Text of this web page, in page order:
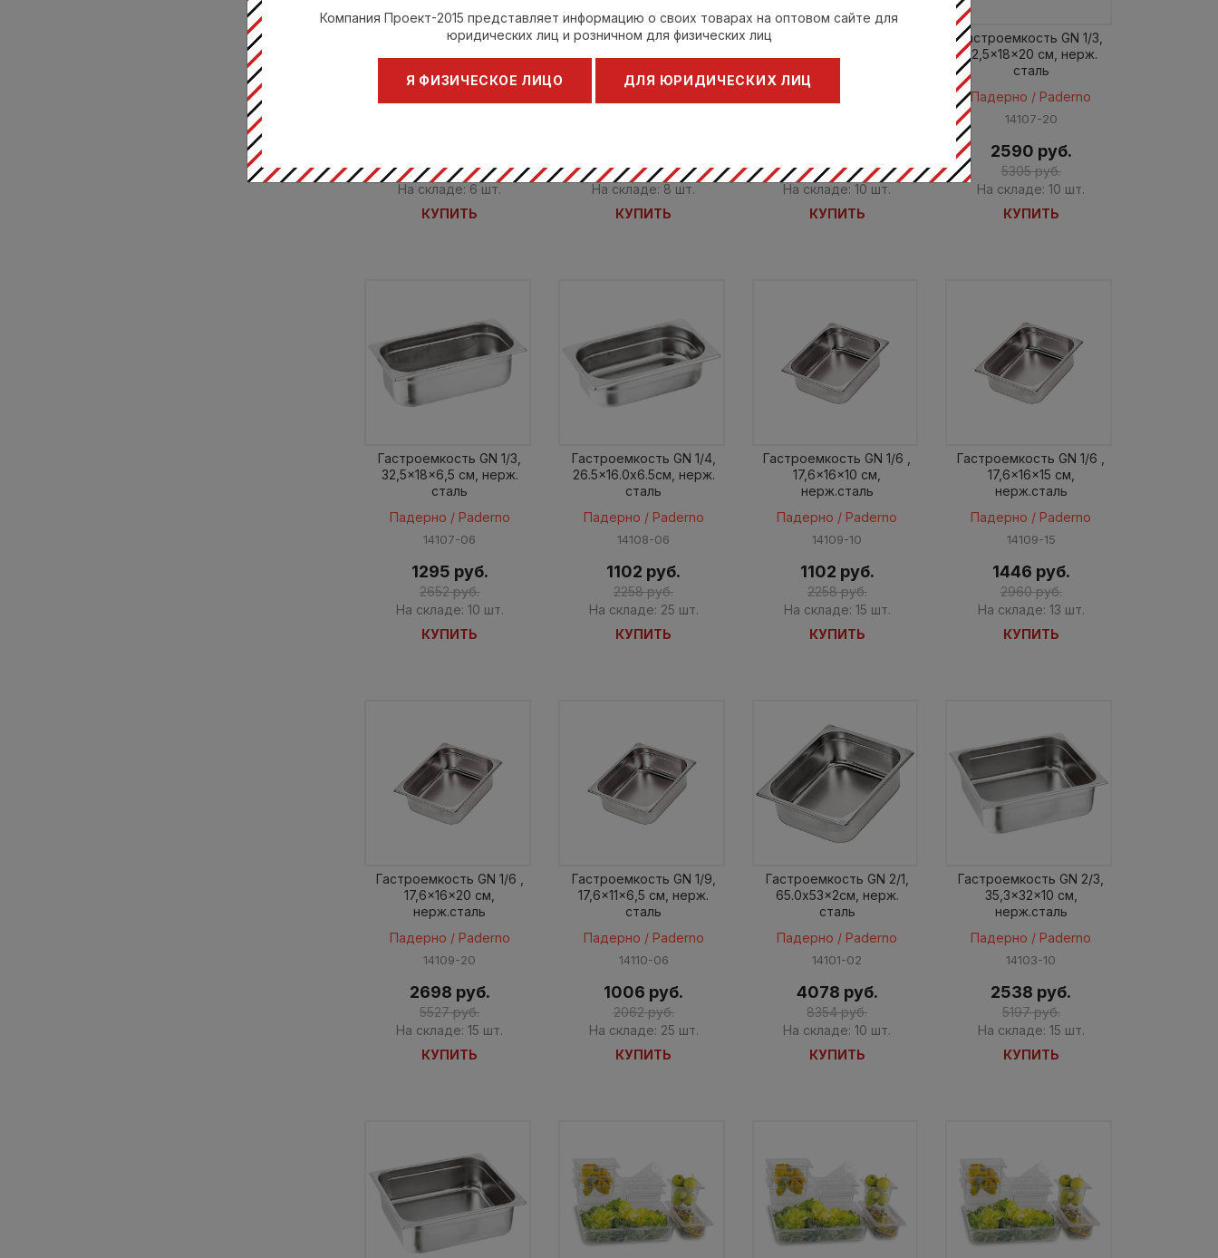
Гастроемкость GN 1/2,
2302 руб.
На складе: 6 шт.
КУПИТЬ
Гастроемкость GN 1/3,
3072 руб.
На складе: 8 шт.
КУПИТЬ
Гастроемкость GN 1/3,
4120 руб.
На складе: 10 шт.
КУПИТЬ
Гастроемкость GN 1/3,
32,5x18x20 см, нерж.
сталь
Падерно / Paderno
14107-20
2590 руб.
5305 руб.
На складе: 10 шт.
КУПИТЬ
Гастроемкость GN 1/3,
32,5x18x6,5 см, нерж.
сталь
Падерно / Paderno
14107-06
1295 руб.
2652 руб.
На складе: 10 шт.
КУПИТЬ
Гастроемкость GN 1/4,
26.5x16.0x6.5см, нерж.
сталь
Падерно / Paderno
14108-06
1102 руб.
2258 руб.
На складе: 25 шт.
КУПИТЬ
Гастроемкость GN 1/6 ,
17,6x16x10 cм,
нерж.cталь
Падерно / Paderno
14109-10
1102 руб.
2258 руб.
На складе: 15 шт.
КУПИТЬ
Гастроемкость GN 1/6 ,
17,6x16x15 cм,
нерж.cталь
Падерно / Paderno
14109-15
1446 руб.
2960 руб.
На складе: 13 шт.
КУПИТЬ
Гастроемкость GN 1/6 ,
17,6x16x20 cм,
нерж.cталь
Падерно / Paderno
14109-20
2698 руб.
5527 руб.
На складе: 15 шт.
КУПИТЬ
Гастроемкость GN 1/9,
17,6x11x6,5 cм, нерж.
сталь
Падерно / Paderno
14110-06
1006 руб.
2062 руб.
На складе: 25 шт.
КУПИТЬ
Гастроемкость GN 2/1,
65.0x53x2см, нерж.
сталь
Падерно / Paderno
14101-02
4078 руб.
8354 руб.
На складе: 10 шт.
КУПИТЬ
Гастроемкость GN 2/3,
35,3x32x10 см,
нерж.cталь
Падерно / Paderno
14103-10
2538 руб.
5197 руб.
На складе: 15 шт.
КУПИТЬ
Компания Проект-2015 представляет информацию о своих товарах на оптовом сайте для
юридических лиц и розничном для физических лиц
Я ФИЗИЧЕСКОЕ ЛИЦО ДЛЯ ЮРИДИЧЕСКИХ ЛИЦ